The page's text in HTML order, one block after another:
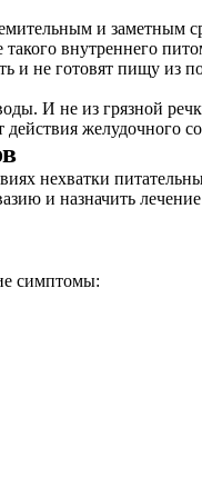
и
такого внутреннего
и не готовят пищу из
И не из грязной
нехватки
и назначить
симптомы: